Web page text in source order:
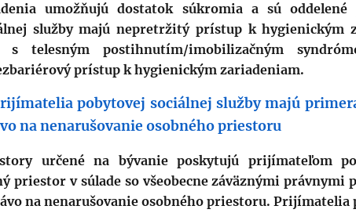
umožňujú dostatok súkromia a sú
služby majú nepretržitý prístup k hygienickým
s telesným postihnutím/imobilizačným
prístup k hygienickým zariadeniam.
pobytovej sociálnej služby majú
na nenarušovanie osobného priestoru
určené na bývanie poskytujú prijímateľom
priestor v súlade so všeobecne záväznými právnymi
na nenarušovanie osobného priestoru. Prijímatelia